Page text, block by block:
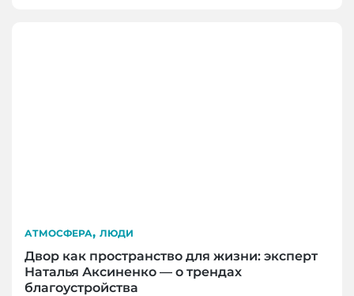
АТМОСФЕРА, ЛЮДИ
Двор как пространство для жизни: эксперт
Наталья Аксиненко — о трендах
благоустройства